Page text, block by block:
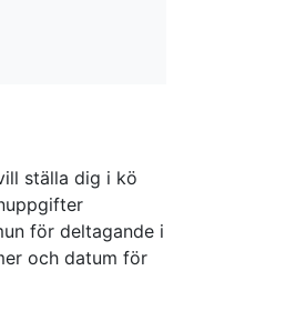
ställa dig i kö
för deltagande i
och datum för